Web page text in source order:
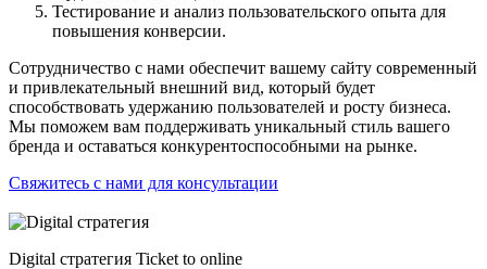
Тестирование и анализ пользовательского опыта для
повышения конверсии.
Сотрудничество с нами обеспечит вашему сайту современный
и привлекательный внешний вид, который будет
способствовать удержанию пользователей и росту бизнеса.
Мы поможем вам поддерживать уникальный стиль вашего
бренда и оставаться конкурентоспособными на рынке.
Свяжитесь с нами для консультации
Digital стратегия Ticket to online